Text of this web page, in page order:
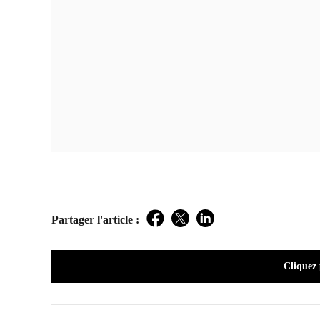
Partager l'article : Facebook
TwitterLinkedIn
Cliquez